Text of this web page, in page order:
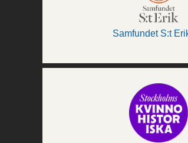
Samfundet S:t